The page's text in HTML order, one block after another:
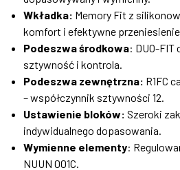
Wkładka: Memory Fit z
komfort i efektywne przeniesienie
Podeszwa środkowa: DUO-FIT
sztywność i kontrola.
Podeszwa zewnętrzna: R1FC
– współczynnik sztywności 12.
Ustawienie bloków: Szeroki
indywidualnego dopasowania.
Wymienne elementy:
NUUN 001C.